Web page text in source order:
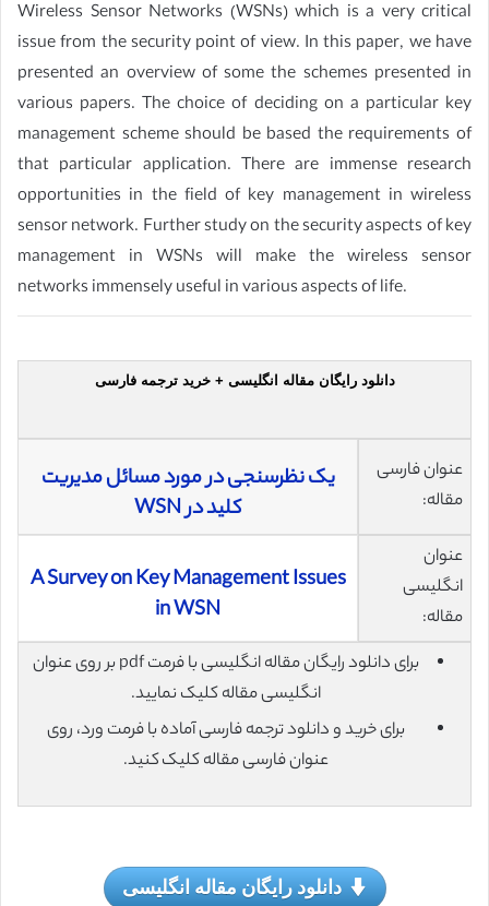
Wireless Sensor Networks (WSNs) which is a very critical
issue from the security point of view. In this paper, we have
presented an overview of some the schemes presented in
various papers. The choice of deciding on a particular key
management scheme should be based the requirements of
that particular application. There are immense research
opportunities in the field of key management in wireless
sensor network. Further study on the security aspects of key
management in WSNs will make the wireless sensor
networks immensely useful in various aspects of life.
دانلود رایگان مقاله انگلیسی + خرید ترجمه فارسی
عنوان فارسی
مقاله:
یک نظرسنجی در مورد مسائل مدیریت
کلید در WSN
عنوان
انگلیسی
مقاله:
A Survey on Key Management Issues
in WSN
برای دانلود رایگان مقاله انگلیسی با فرمت pdf بر روی عنوان
انگلیسی مقاله کلیک نمایید.
برای خرید و دانلود ترجمه فارسی آماده با فرمت ورد، روی
عنوان فارسی مقاله کلیک کنید.
دانلود رایگان مقاله انگلیسی